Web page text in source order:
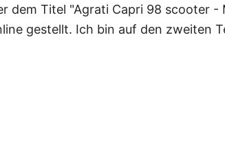
dem Titel "Agrati Capri 98 scooter -
gestellt. Ich bin auf den zweiten